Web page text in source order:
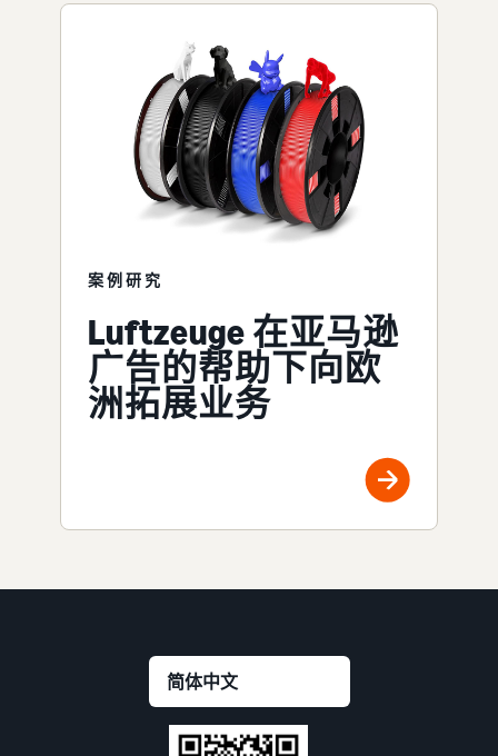
案例研究
Luftzeuge 在亚马逊
广告的帮助下向欧
洲拓展业务